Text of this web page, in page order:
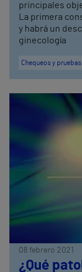
principales
La primera
y habrá un
ginecología
Chequeos y
08 febrero 2021
¿Qué